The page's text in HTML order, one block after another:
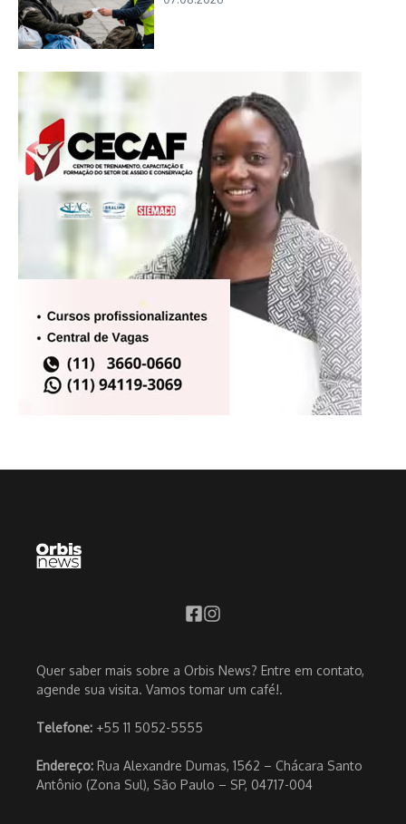
Quer saber mais sobre a Orbis News? Entre em contato,
agende sua visita. Vamos tomar um café!.
Telefone: +55 11 5052-5555
Endereço: Rua Alexandre Dumas, 1562 – Chácara Santo
Antônio (Zona Sul), São Paulo – SP, 04717-004